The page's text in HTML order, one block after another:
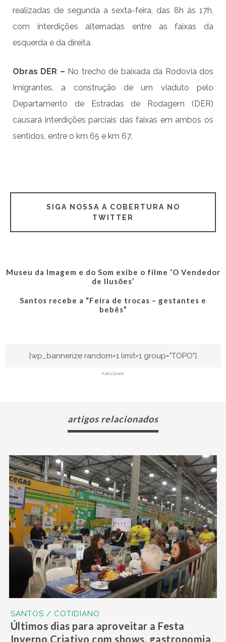
realizadas de segunda a sexta-feira, das 8h às 17h,
com interdições alternadas entre as faixas da
esquerda e da direita.
Obras DER – No trecho de baixada da Rodovia dos
Imigrantes, a construção de um viaduto pelo
Departamento de Estradas de Rodagem (DER)
causará interdições parciais das faixas em ambos os
sentidos, entre o km 65 e km 67.
SIGA NOSSA A COBERTURA NO
TWITTER
Museu da Imagem e do Som exibe o filme ‘O Vendedor
de Ilusões’
Santos recebe a “Feira de trocas – gestantes e
bebês”
[wp_bannerize random=1 limit=1 group="TOPO"]
PUBLICIDADE
artigos relacionados
SANTOS / COTIDIANO
Últimos dias para aproveitar a Festa
Inverno Criativo com shows, gastronomia